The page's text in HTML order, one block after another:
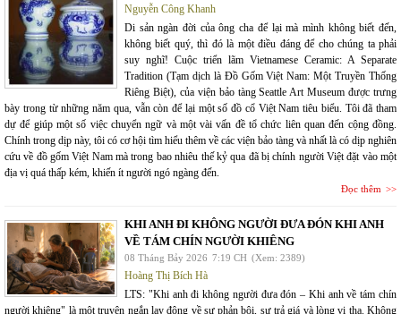
Nguyễn Công Khanh
Di sản ngàn đời của ông cha để lại mà mình không biết đến,
không biết quý, thì đó là một điều đáng để cho chúng ta phải
suy nghĩ! Cuộc triển lãm Vietnamese Ceramic: A Separate
Tradition (Tạm dịch là Đồ Gốm Việt Nam: Một Truyền Thống
Riêng Biệt), của viện bảo tàng Seattle Art Museum được trưng
bày trong từ những năm qua, vẫn còn để lại một số đồ cổ Việt Nam tiêu biểu. Tôi đã tham
dự để giúp một số việc chuyển ngữ và một vài vấn đề tổ chức liên quan đến cộng đồng.
Chính trong dịp này, tôi có cơ hội tìm hiểu thêm về các viện bảo tàng và nhất là có dịp nghiên
cứu về đồ gốm Việt Nam mà trong bao nhiêu thế kỷ qua đã bị chính người Việt đặt vào một
địa vị quá thấp kém, khiến ít người ngó ngàng đến.
Đọc thêm
KHI ANH ĐI KHÔNG NGƯỜI ĐƯA ĐÓN KHI ANH
VỀ TÁM CHÍN NGƯỜI KHIÊNG
08 Tháng Bảy 2026 7:19 CH (Xem: 2389)
Hoàng Thị Bích Hà
LTS: "Khi anh đi không người đưa đón – Khi anh về tám chín
người khiêng" là một truyện ngắn lay động về sự phản bội, sự trả giá và lòng vị tha. Không